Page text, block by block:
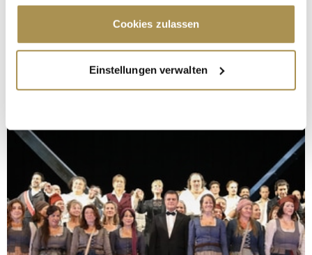
Cookie-Erklärung oder durch Klicken auf das Privacy
Trigger Symbol ändern oder widerrufen
Informationen über Ihre geografische Lage
erfassen, welche bis auf einige Meter genau sein
bestimmten Merkmalen (Fingerprinting) identifizieren
Erfahren Sie mehr darüber, wie Ihre persönlichen Daten
verarbeitet werden, und legen Sie Ihre Präferenzen im
Abschnitt Einzelheitenfest.
Wir verwenden Cookies, um Inhalte und Anzeigen zu
personalisieren, Funktionen für soziale Medien anbieten
Cookies zulassen
Einstellungen verwalten